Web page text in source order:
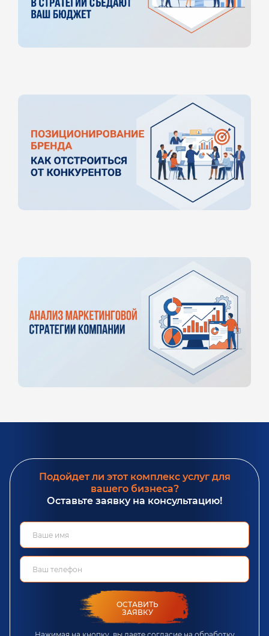
Подойдет ли этот комплекс услуг для
вашего бизнеса?
Оставьте заявку на консультацию!
ОСТАВИТЬ
ЗАЯВКУ